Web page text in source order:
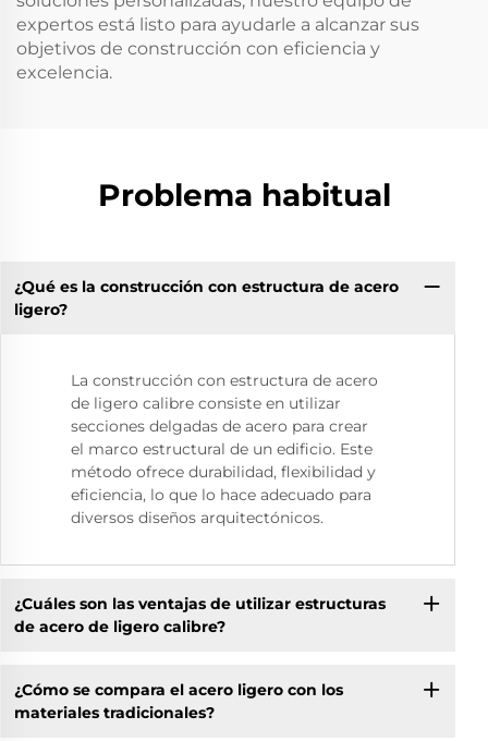
expertos está listo para ayudarle a alcanzar sus
objetivos de construcción con eficiencia y
excelencia.
Problema habitual
¿Qué es la construcción con estructura de acero
ligero?
La construcción con estructura de acero
de ligero calibre consiste en utilizar
secciones delgadas de acero para crear
el marco estructural de un edificio. Este
método ofrece durabilidad, flexibilidad y
eficiencia, lo que lo hace adecuado para
diversos diseños arquitectónicos.
¿Cuáles son las ventajas de utilizar estructuras
de acero de ligero calibre?
¿Cómo se compara el acero ligero con los
materiales tradicionales?